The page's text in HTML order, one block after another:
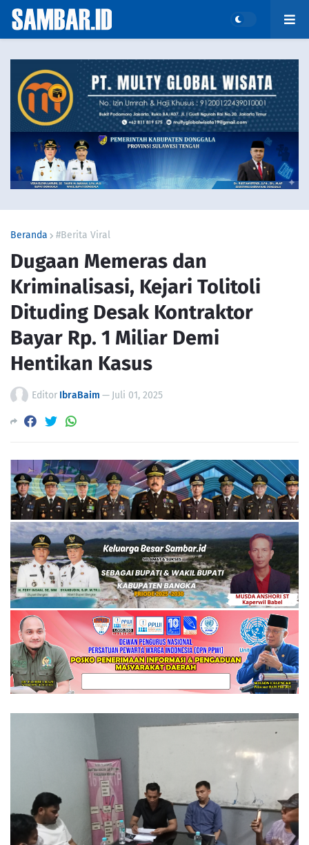
Beranda #Berita Viral
Dugaan Memeras dan
Kriminalisasi, Kejari Tolitoli
Dituding Desak Kontraktor
Bayar Rp. 1 Miliar Demi
Hentikan Kasus
Editor IbraBaim — Juli 01, 2025